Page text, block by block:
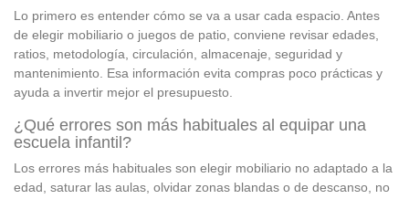
Lo primero es entender cómo se va a usar cada espacio. Antes
de elegir mobiliario o juegos de patio, conviene revisar edades,
ratios, metodología, circulación, almacenaje, seguridad y
mantenimiento. Esa información evita compras poco prácticas y
ayuda a invertir mejor el presupuesto.
¿Qué errores son más habituales al equipar una
escuela infantil?
Los errores más habituales son elegir mobiliario no adaptado a la
edad, saturar las aulas, olvidar zonas blandas o de descanso, no